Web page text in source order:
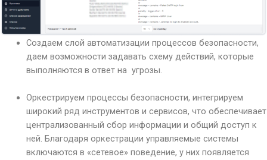
Создаем слой автоматизации процессов безопасности,
даем возможности задавать схему действий, которые
выполняются в ответ на угрозы.
Оркестрируем процессы безопасности, интегрируем
широкий ряд инструментов и сервисов, что обеспечивает
централизованный сбор информации и общий доступ к
ней. Благодаря оркестрации управляемые системы
включаются в «сетевое» поведение, у них появляется